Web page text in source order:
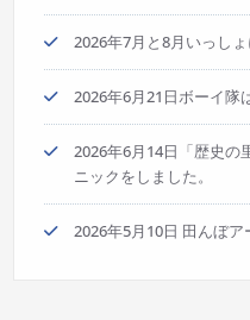
2026年7月と8月いっし
2026年6月21日ボーイ隊
2026年6月14日「歴史の
ニックをしました。
2026年5月10日 田んぼア